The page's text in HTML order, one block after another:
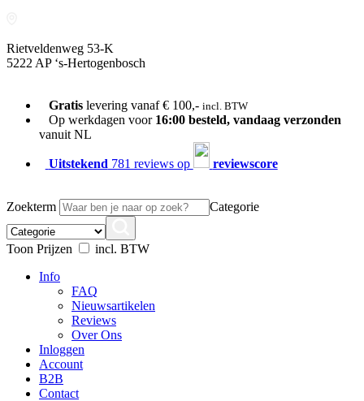
Rietveldenweg 53-K
5222 AP ‘s-Hertogenbosch
Gratislevering vanaf € 100,- incl. BTW
Op werkdagen voor 16:00 besteld, vandaag verzonden
vanuit NL
Uitstekend 781 reviews op reviewscore
Zoekterm Categorie
Toon Prijzen
incl. BTW
Info
FAQ
Nieuwsartikelen
Reviews
Over Ons
Inloggen
Account
B2B
Contact